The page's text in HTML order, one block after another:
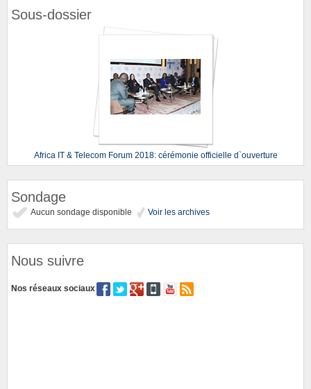
Sous-dossier
Africa IT & Telecom Forum 2018: cérémonie officielle d`ouverture
Sondage
Aucun sondage disponible Voir les archives
Nous suivre
Nos réseaux sociaux